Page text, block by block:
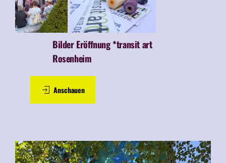
Bilder Eröffnung *transit art
Rosenheim
Anschauen